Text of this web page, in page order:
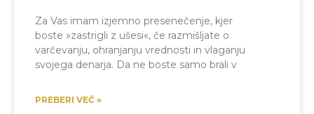
Za Vas imam izjemno presenečenje, kjer
boste »zastrigli z ušesi«, če razmišljate o
varčevanju, ohranjanju vrednosti in vlaganju
svojega denarja. Da ne boste samo brali v
PREBERI VEČ »